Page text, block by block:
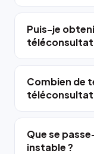
Puis-je
Combien de
Que se
instable ?